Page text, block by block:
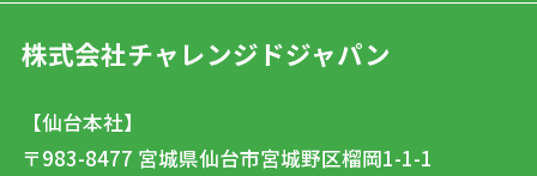
株式会社チャレンジドジャパン
【仙台本社】
〒983-8477 宮城県仙台市宮城野区榴岡1-1-1